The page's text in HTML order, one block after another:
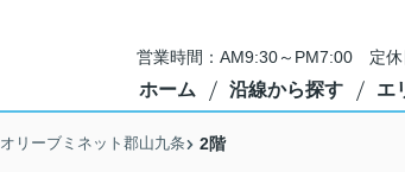
営業時間：AM9:30～PM7:00 定休
ホーム 沿線から探す エ
オリーブミネット郡山九条 2階